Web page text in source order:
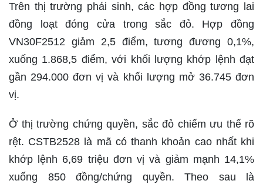
Trên thị trường phái sinh, các hợp đồng tương lai
đồng loạt đóng cửa trong sắc đỏ. Hợp đồng
VN30F2512 giảm 2,5 điểm, tương đương 0,1%,
xuống 1.868,5 điểm, với khối lượng khớp lệnh đạt
gần 294.000 đơn vị và khối lượng mở 36.745 đơn
vị.
Ở thị trường chứng quyền, sắc đỏ chiếm ưu thế rõ
rệt. CSTB2528 là mã có thanh khoản cao nhất khi
khớp lệnh 6,69 triệu đơn vị và giảm mạnh 14,1%
xuống 850 đồng/chứng quyền. Theo sau là